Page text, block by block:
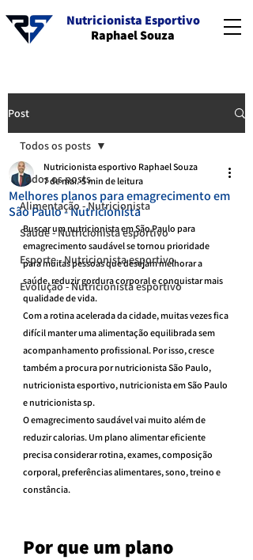
Nutricionista Esportivo
Raphael Souza
Post
Todos os posts
Alimentação - Nutricionista
Saúde - Nutricionista esportivo
Esporte - Nutricionista esportivo
Evolução - Nutricionista esportivo
Todos os posts
Melhores planos para emagrecimento em
São Paulo - Nutricionista
Nutricionista esportivo Raphael Souza
7 de mai. 5 min de leitura
Buscar um nutricionista em São Paulo para
emagrecimento saudável se tornou prioridade
para muitas pessoas que desejam melhorar a
saúde, reduzir gordura corporal e conquistar mais
qualidade de vida.
Com a rotina acelerada da cidade, muitas vezes fica
difícil manter uma alimentação equilibrada sem
acompanhamento profissional. Por isso, cresce
também a procura por nutricionista São Paulo,
nutricionista esportivo, nutricionista em São Paulo
e nutricionista sp.
O emagrecimento saudável vai muito além de
reduzir calorias. Um plano alimentar eficiente
precisa considerar rotina, exames, composição
corporal, preferências alimentares, sono, treino e
constância.
Por que um plano